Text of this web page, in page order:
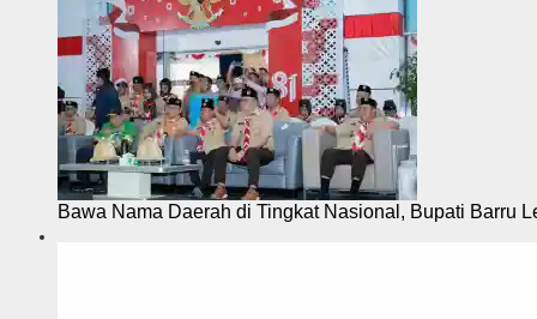
Bawa Nama Daerah di Tingkat Nasional, Bupati Barru